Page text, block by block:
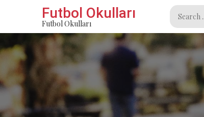
content
Futbol Okulları
Futbol Okulları
Search
for: